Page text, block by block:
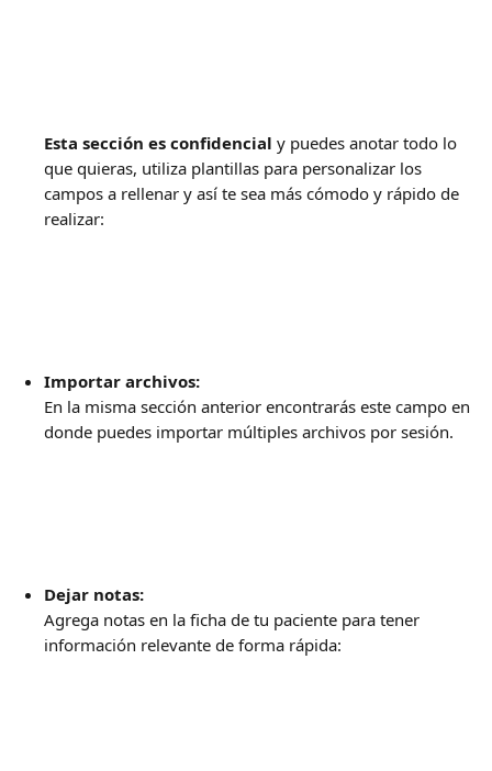
Esta sección es confidencial y puedes anotar todo lo
que quieras, utiliza plantillas para personalizar los
campos a rellenar y así te sea más cómodo y rápido de
realizar:
Importar archivos:
En la misma sección anterior encontrarás este campo en
donde puedes importar múltiples archivos por sesión.
Dejar notas:
Agrega notas en la ficha de tu paciente para tener
información relevante de forma rápida: